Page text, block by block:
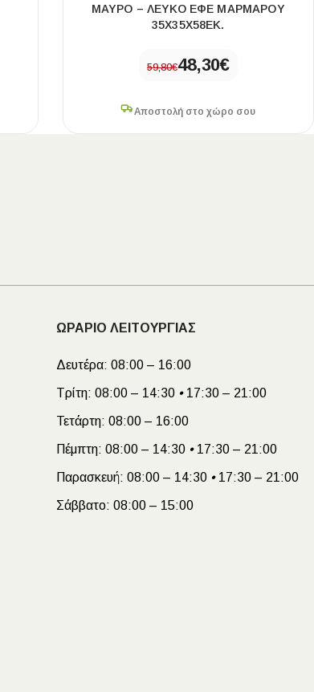
ΜΑΎΡΟ – ΛΕΥΚΌ ΕΦΈ ΜΑΡΜΆΡΟΥ
35X35X58ΕΚ.
59,80€48,30€
Αποστολή στο χώρο σου
ΩΡΑΡΙΟ ΛΕΙΤΟΥΡΓΙΑΣ
Δευτέρα: 08:00 – 16:00
Τρίτη: 08:00 – 14:30 •17:30 – 21:00
Τετάρτη: 08:00 – 16:00
Πέμπτη: 08:00 – 14:30 •17:30 – 21:00
Παρασκευή: 08:00 – 14:30 •17:30 – 21:00
Σάββατο: 08:00 – 15:00